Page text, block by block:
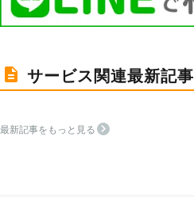
サービス関連最新記事
最新記事をもっと見る